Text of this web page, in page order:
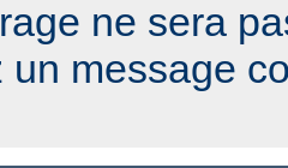
ne sera
un message